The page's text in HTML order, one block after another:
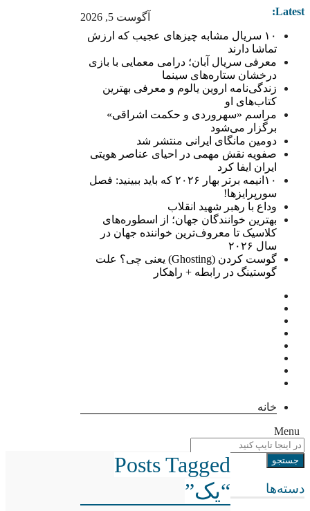
آگوست 5, 2026 Latest:
۱۰ سریال مشابه چیزهای عجیب که ارزش
تماشا دارند
معرفی سریال آبان؛ درامی معمایی با بازی
درخشان ستاره‌های سینما
زندگی‌نامه اروین یالوم و معرفی بهترین
کتاب‌های او
مراسم «سهروردی و حکمت اشراقی»
برگزار می‌شود
دومین مانگای ایرانی منتشر شد
صفویه نقش مهمی در احیای عناصر هویتی
ایران ایفا کرد
۱۰انیمه برتر بهار ۲۰۲۶ که باید ببینید: فصل
سورپرایزها!
وداع با رهبر شهید انقلاب
بهترین خوانندگان جهان؛ از اسطوره‌های
کلاسیک تا معروف‌ترین خواننده جهان در
سال ۲۰۲۶
گوست کردن (Ghosting) یعنی چی؟ علت
گوستینگ در رابطه + راهکار
خانه
Menu
دسته‌ها
Posts Tagged
“یک”